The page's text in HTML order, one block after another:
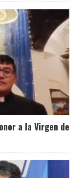
a la Virgen de